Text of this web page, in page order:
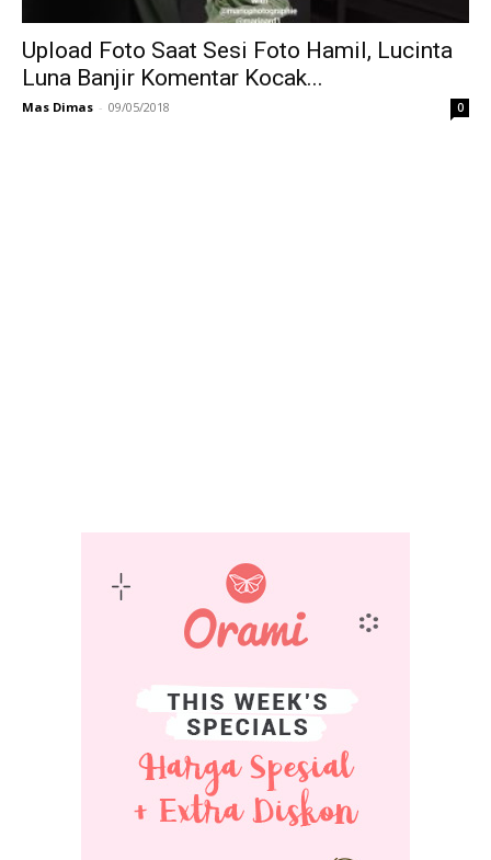
Upload Foto Saat Sesi Foto Hamil, Lucinta
Luna Banjir Komentar Kocak...
Mas Dimas - 09/05/2018 0